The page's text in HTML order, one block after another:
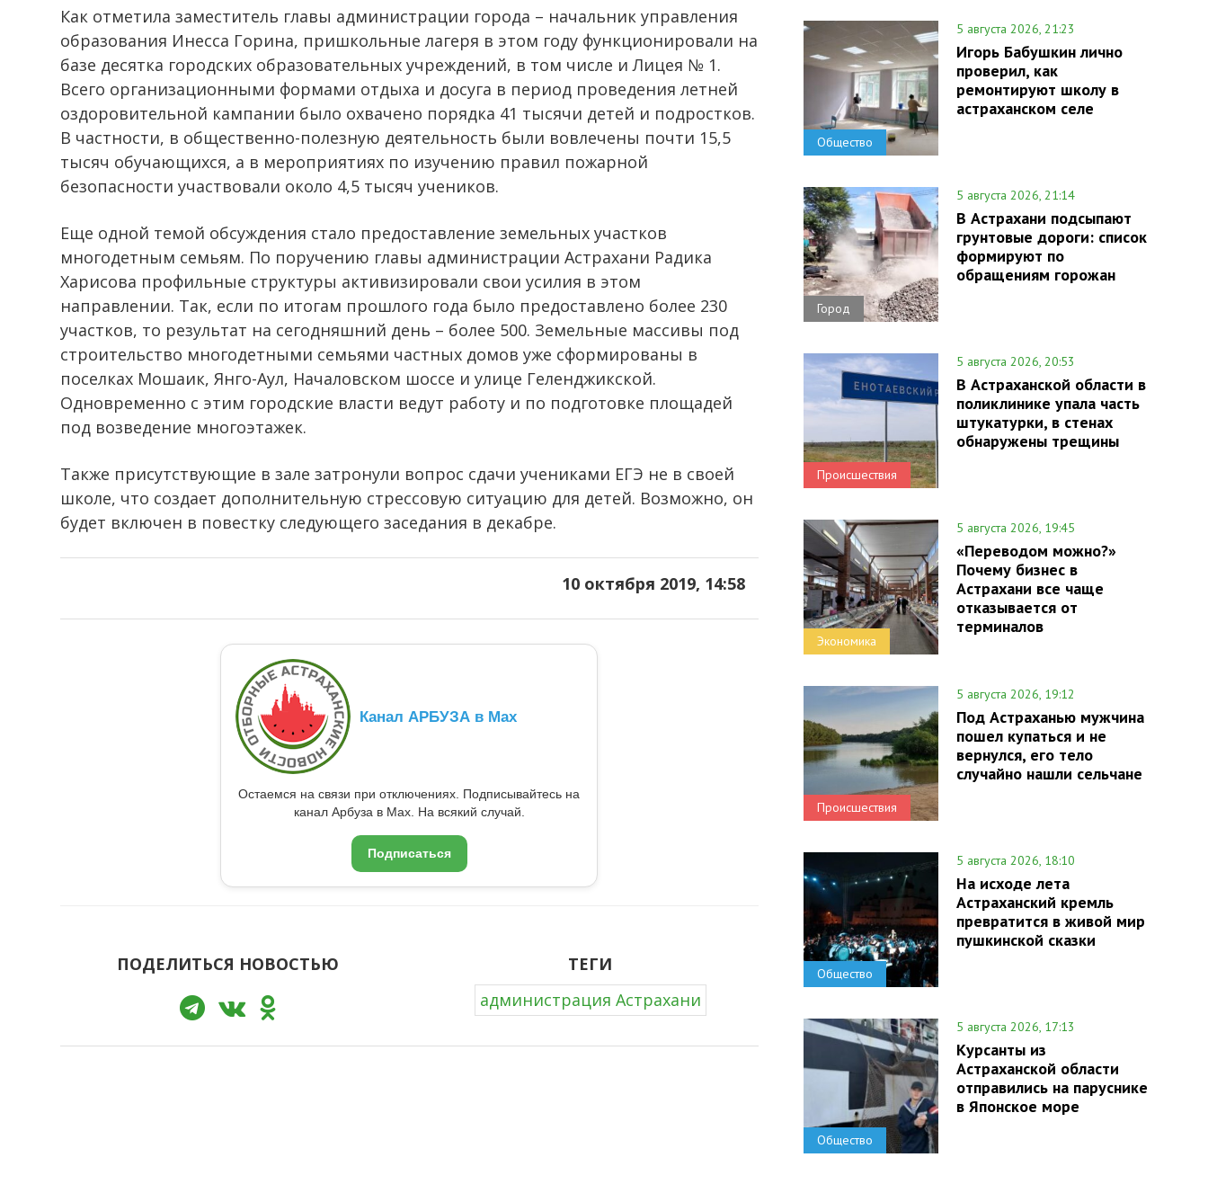
Как отметила заместитель главы администрации города – начальник управления
образования Инесса Горина, пришкольные лагеря в этом году функционировали на
базе десятка городских образовательных учреждений, в том числе и Лицея № 1.
Всего организационными формами отдыха и досуга в период проведения летней
оздоровительной кампании было охвачено порядка 41 тысячи детей и подростков.
В частности, в общественно-полезную деятельность были вовлечены почти 15,5
тысяч обучающихся, а в мероприятиях по изучению правил пожарной
безопасности участвовали около 4,5 тысяч учеников.
Еще одной темой обсуждения стало предоставление земельных участков
многодетным семьям. По поручению главы администрации Астрахани Радика
Харисова профильные структуры активизировали свои усилия в этом
направлении. Так, если по итогам прошлого года было предоставлено более 230
участков, то результат на сегодняшний день – более 500. Земельные массивы под
строительство многодетными семьями частных домов уже сформированы в
поселках Мошаик, Янго-Аул, Началовском шоссе и улице Геленджикской.
Одновременно с этим городские власти ведут работу и по подготовке площадей
под возведение многоэтажек.
Также присутствующие в зале затронули вопрос сдачи учениками ЕГЭ не в своей
школе, что создает дополнительную стрессовую ситуацию для детей. Возможно, он
будет включен в повестку следующего заседания в декабре.
10 октября 2019, 14:58
Канал АРБУЗА в Max
Остаемся на связи при отключениях. Подписывайтесь на
канал Арбуза в Max. На всякий случай.
Подписаться
ПОДЕЛИТЬСЯ НОВОСТЬЮ
ТЕГИ
администрация Астрахани
Общество
5 августа 2026, 21:23
Игорь Бабушкин лично
проверил, как
ремонтируют школу в
астраханском селе
Город
5 августа 2026, 21:14
В Астрахани подсыпают
грунтовые дороги: список
формируют по
обращениям горожан
Происшествия
5 августа 2026, 20:53
В Астраханской области в
поликлинике упала часть
штукатурки, в стенах
обнаружены трещины
Экономика
5 августа 2026, 19:45
«Переводом можно?»
Почему бизнес в
Астрахани все чаще
отказывается от
терминалов
Происшествия
5 августа 2026, 19:12
Под Астраханью мужчина
пошел купаться и не
вернулся, его тело
случайно нашли сельчане
Общество
5 августа 2026, 18:10
На исходе лета
Астраханский кремль
превратится в живой мир
пушкинской сказки
Общество
5 августа 2026, 17:13
Курсанты из
Астраханской области
отправились на паруснике
в Японское море